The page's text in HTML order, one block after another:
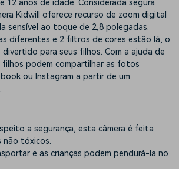
12 anos de idade. Considerada segura
Kidwill oferece recurso de zoom digital
sensível ao toque de 2,8 polegadas.
diferentes e 2 filtros de cores estão lá, o
para seus filhos. Com a ajuda de
filhos podem compartilhar as fotos
ou Instagram a partir de um
a segurança, esta câmera é feita
não tóxicos.
e as crianças podem pendurá-la no